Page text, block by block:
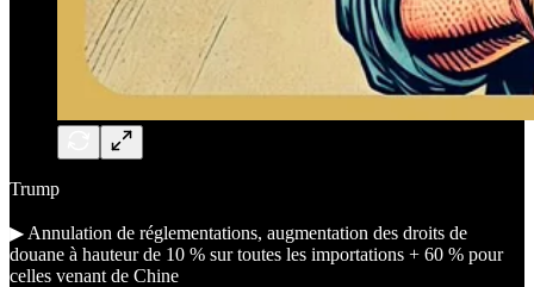
Trump
▶︎ Annulation de réglementations, augmentation des droits de
douane à hauteur de 10 % sur toutes les importations + 60 % pour
celles venant de Chine